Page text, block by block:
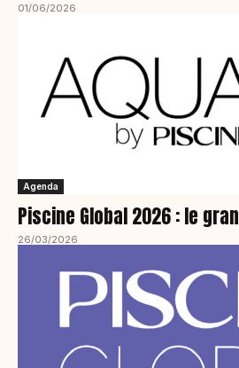
01/06/2026
Agenda
Piscine Global 2026 : le
26/03/2026